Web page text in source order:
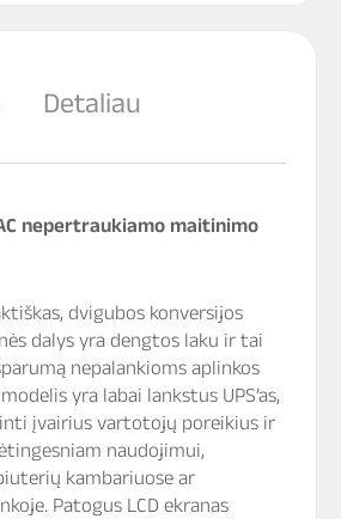
Detaliau
nepertraukiamo maitinimo
dvigubos konversijos
dalys yra dengtos laku ir tai
nepalankioms aplinkos
yra labai lankstus UPS’as,
įvairius vartotojų poreikius ir
naudojimui,
kambariuose ar
Patogus LCD ekranas